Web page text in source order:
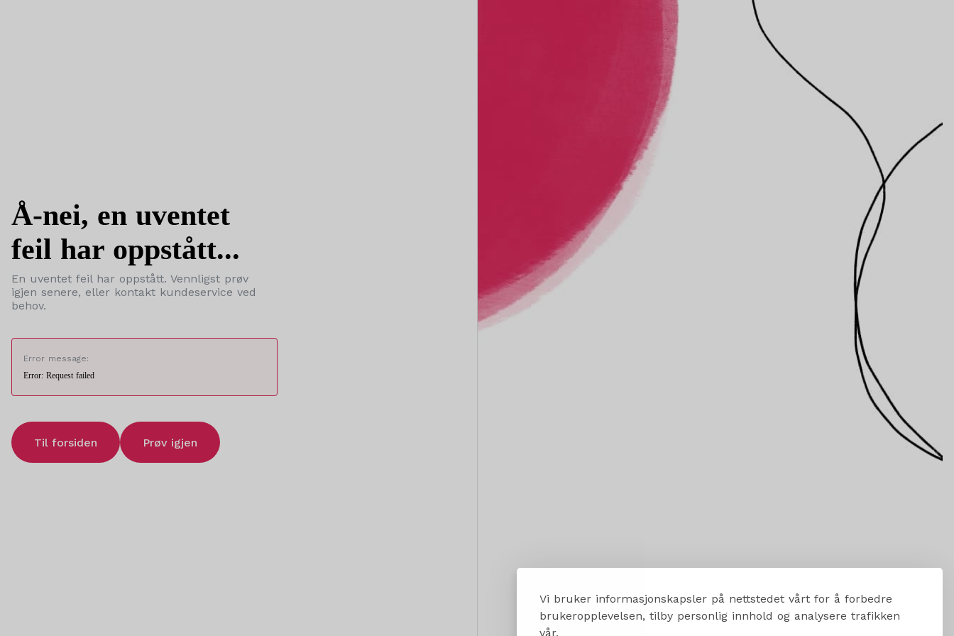
Vi bruker informasjonskapsler på nettstedet vårt for å forbedre
brukeropplevelsen, tilby personlig innhold og analysere trafikken
vår.
Å-nei, en uventet
feil har oppstått...
En uventet feil har oppstått. Vennligst prøv
igjen senere, eller kontakt kundeservice ved
behov.
Error message:
Error: Request failed
Til forsiden Prøv igjen